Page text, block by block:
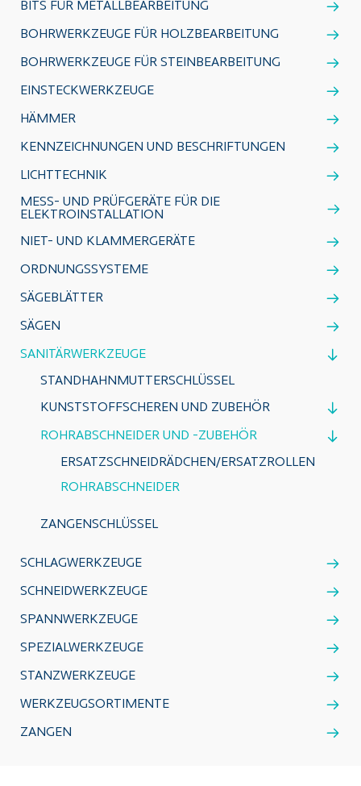
BITS FÜR METALLBEARBEITUNG
BOHRWERKZEUGE FÜR HOLZBEARBEITUNG
BOHRWERKZEUGE FÜR STEINBEARBEITUNG
EINSTECKWERKZEUGE
HÄMMER
KENNZEICHNUNGEN UND BESCHRIFTUNGEN
LICHTTECHNIK
MESS- UND PRÜFGERÄTE FÜR DIE
ELEKTROINSTALLATION
NIET- UND KLAMMERGERÄTE
ORDNUNGSSYSTEME
SÄGEBLÄTTER
SÄGEN
SANITÄRWERKZEUGE
STANDHAHNMUTTERSCHLÜSSEL
KUNSTSTOFFSCHEREN UND ZUBEHÖR
ROHRABSCHNEIDER UND -ZUBEHÖR
ERSATZSCHNEIDRÄDCHEN/ERSATZROLLEN
ROHRABSCHNEIDER
ZANGENSCHLÜSSEL
SCHLAGWERKZEUGE
SCHNEIDWERKZEUGE
SPANNWERKZEUGE
SPEZIALWERKZEUGE
STANZWERKZEUGE
WERKZEUGSORTIMENTE
ZANGEN